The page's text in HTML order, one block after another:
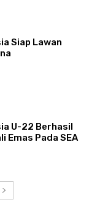
Siap Lawan
U-22 Berhasil
Emas Pada SEA